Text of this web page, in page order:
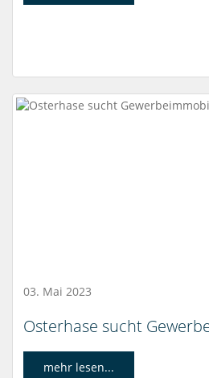
03. Mai 2023
Osterhase sucht
mehr lesen...